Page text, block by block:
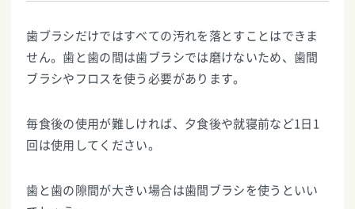
歯ブラシだけではすべての汚れを落とすことはできま
せん。歯と歯の間は歯ブラシでは磨けないため、歯間
ブラシやフロスを使う必要があります。
毎食後の使用が難しければ、夕食後や就寝前など1日1
回は使用してください。
歯と歯の隙間が大きい場合は歯間ブラシを使うといい